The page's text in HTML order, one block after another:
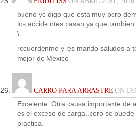
bueno yo digo que esta muy pero
los accide ntes pasan ya que
\
recuerdenme y les mando saludos a
mejor de Mexico
CARRO PARA ARRASTRE ON
Excelente. Otra causa importante de
es el exceso de carga..pero se
práctica.